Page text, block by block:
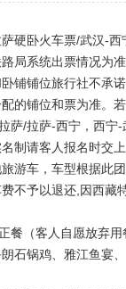
硬卧火车票/武汉-
局系统出票情况为
铺铺位旅行社不承
的铺位和票为准。
萨/拉萨-西宁，西宁
制请客人报名时交
游车，车型根据此
不予以退还,因西藏
餐（客人自愿放弃
石锅鸡、雅江鱼宴